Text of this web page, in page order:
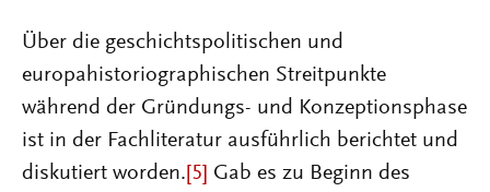
Über die geschichtspolitischen und
europahistoriographischen Streitpunkte
während der Gründungs- und Konzeptionsphase
ist in der Fachliteratur ausführlich berichtet und
diskutiert worden. [5] Gab es zu Beginn des